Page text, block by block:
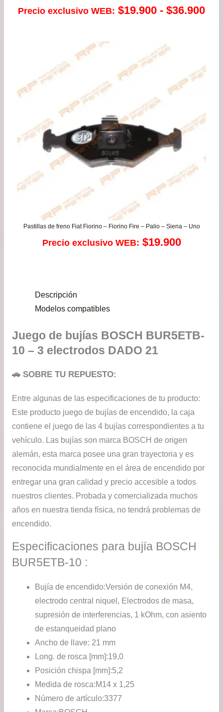
Precio exclusivo WEB: $19.900 - $36.900
Pastillas de freno Fiat Fiorino – Fiorino Fire – Palio – Siena – Uno
Precio exclusivo WEB: $19.900
Descripción
Modelos compatibles
Juego de bujías BOSCH BUR5ETB-
10 – 3 electrodos DADO 21
🚗 SOBRE TU REPUESTO:
Entre algunas de las especificaciones de tu producto:
Este producto juego de bujías de encendido, la caja
contiene el juego de las 4 bujías correspondientes a tu
vehículo. Las bujías son marca BOSCH de origen
alemán, esta marca posee una gran trayectoria y es
reconocida mundialmente en el área de encendido por
entregar una gran calidad y precio accesible a todos
nuestros clientes. Probada y comercializada muchos
años en nuestra tienda física, no tendrá problemas de
encendido.
Especificaciones para bujía BOSCH
BUR5ETB-10 :
Bujía de encendido:Versión de conexión M4,
electrodo central niquel, Electrodos de masa,
supresión de interferencias, 1 kOhm, con asiento
de estanqueidad plano
Ancho de llave: 21 mm
Long. de rosca [mm]:19,0
Posición chispa [mm]:5,2
Medida de rosca:M14 x 1,25
Número de artículo:3377